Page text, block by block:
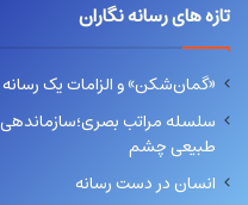
تازه های رسانه نگاران
«گمان‌شکن» و الزامات یک
سلسله مراتب بصری؛سازماندهی
طبیعی چشم
انسان در دست رسانه